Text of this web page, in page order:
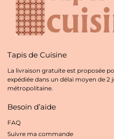
Tapis de Cuisine
La livraison gratuite est proposée
expédiée dans un délai moyen de 2
métropolitaine.
Besoin d’aide
FAQ
Suivre ma commande